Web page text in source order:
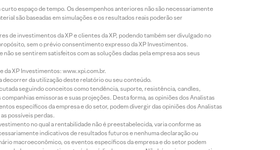
espaço de tempo. Os desempenhos anteriores não são necessariamente
são baseadas em simulações e os resultados reais poderão ser
de investimentos da XP e clientes da XP, podendo também ser divulgado no
sem o prévio consentimento expresso da XP Investimentos.
se sentirem satisfeitos com as soluções dadas pela empresa aos seus
da XP Investimentos: www.xpi.com.br.
decorrer da utilização deste relatório ou seu conteúdo.
seguindo conceitos como tendência, suporte, resistência, candles,
emissoras e suas projeções. Desta forma, as opiniões dos Analistas
específicos da empresa e do setor, podem divergir das opiniões dos Analistas
possíveis perdas.
no qual a rentabilidade não é preestabelecida, varia conforme as
indicativos de resultados futuros e nenhuma declaração ou
macroeconômico, os eventos específicos da empresa e do setor podem